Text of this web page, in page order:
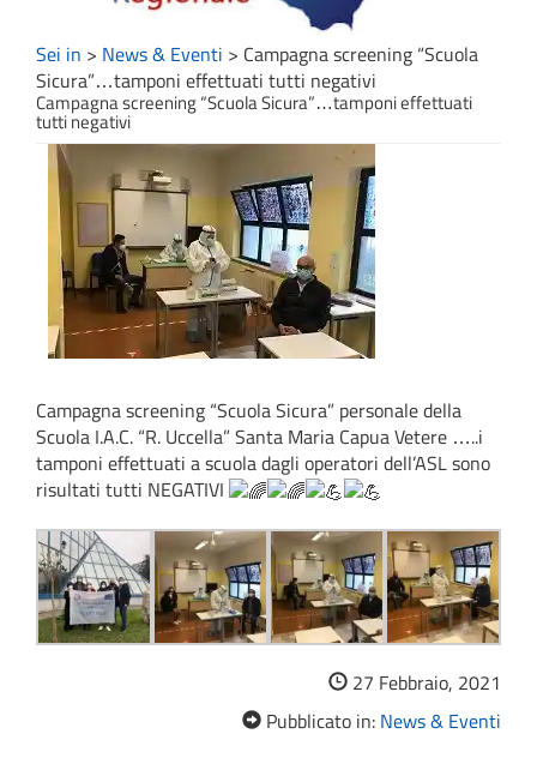
Sei in > News & Eventi > Campagna screening “Scuola
Sicura”…tamponi effettuati tutti negativi
Campagna screening “Scuola Sicura”…tamponi effettuati
tutti negativi
Campagna screening “Scuola Sicura” personale della
Scuola I.A.C. “R. Uccella” Santa Maria Capua Vetere …..i
tamponi effettuati a scuola dagli operatori dell’ASL sono
risultati tutti NEGATIVI
27 Febbraio, 2021
Pubblicato in: News & Eventi